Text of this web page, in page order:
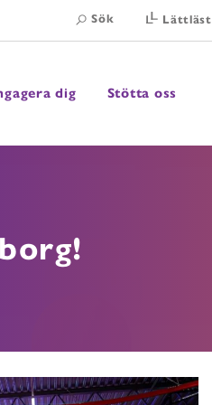
Sök Lättläst
dig
undermeny Stötta oss